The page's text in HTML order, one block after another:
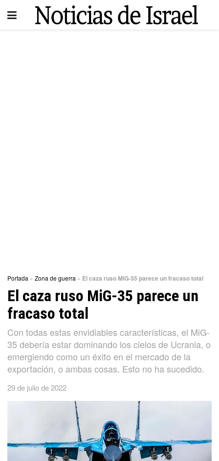
Portada » Zona de guerra » El caza ruso MiG-35 parece un fracaso total
El caza ruso MiG-35 parece un
fracaso total
Con todas estas envidiables características, el MiG-
35 debería estar dominando los cielos de Ucrania, o
emergiendo como un éxito en el mercado de la
exportación, o ambas cosas. Esto no ha sucedido.
29 de julio de 2022